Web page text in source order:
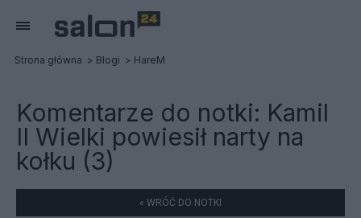
Strona główna Blogi HareM
Komentarze do notki: Kamil
II Wielki powiesił narty na
kołku (3)
« WRÓĆ DO NOTKI